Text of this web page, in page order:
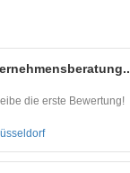
die erste Bewertung!